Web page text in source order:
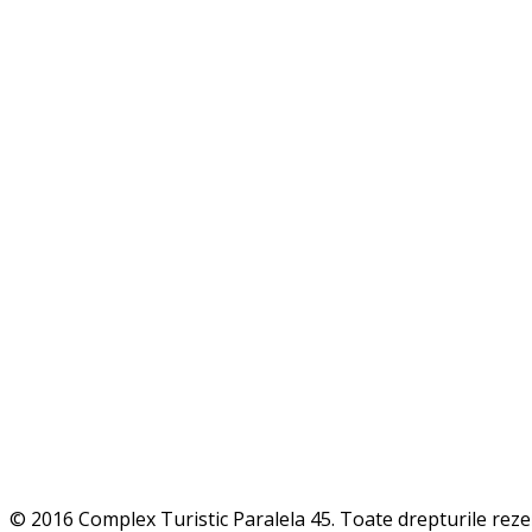
© 2016 Complex Turistic Paralela 45. Toate drepturile